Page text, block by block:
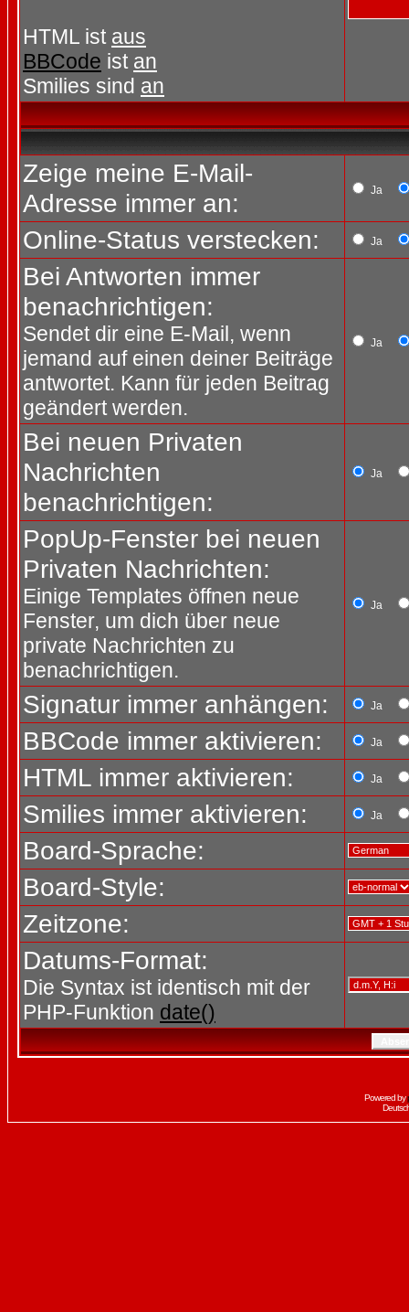
HTML ist aus
BBCode ist an
Smilies sind an
Zeige meine E-Mail-
Adresse immer an:
Ja
Online-Status verstecken: Ja
Bei Antworten immer
benachrichtigen:
Sendet dir eine E-Mail, wenn
jemand auf einen deiner Beiträge
antwortet. Kann für jeden Beitrag
geändert werden.
Ja
Bei neuen Privaten
Nachrichten
benachrichtigen:
Ja
PopUp-Fenster bei neuen
Privaten Nachrichten:
Einige Templates öffnen neue
Fenster, um dich über neue
private Nachrichten zu
benachrichtigen.
Ja
Signatur immer anhängen: Ja
BBCode immer aktivieren: Ja
HTML immer aktivieren: Ja
Smilies immer aktivieren: Ja
Board-Sprache:
Board-Style:
Zeitzone:
Datums-Format:
Die Syntax ist identisch mit der
PHP-Funktion date()
Powered by